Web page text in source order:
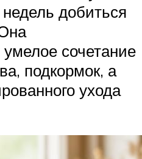
недель добиться
сочетание
подкормок, а
ухода